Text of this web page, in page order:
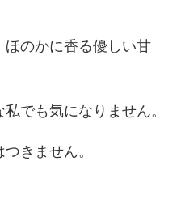
のかに香る優しい甘
でも気になりません。
きません。